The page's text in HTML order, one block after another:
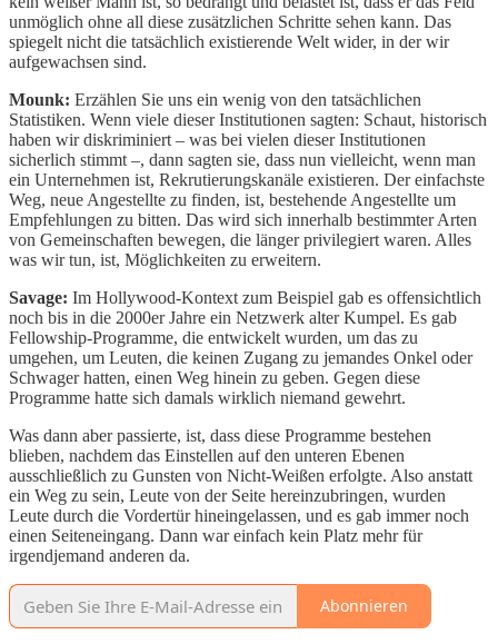
unmöglich ohne all diese zusätzlichen Schritte sehen kann. Das
spiegelt nicht die tatsächlich existierende Welt wider, in der wir
aufgewachsen sind.
Mounk: Erzählen Sie uns ein wenig von den tatsächlichen
Statistiken. Wenn viele dieser Institutionen sagten: Schaut, historisch
haben wir diskriminiert – was bei vielen dieser Institutionen
sicherlich stimmt –, dann sagten sie, dass nun vielleicht, wenn man
ein Unternehmen ist, Rekrutierungskanäle existieren. Der einfachste
Weg, neue Angestellte zu finden, ist, bestehende Angestellte um
Empfehlungen zu bitten. Das wird sich innerhalb bestimmter Arten
von Gemeinschaften bewegen, die länger privilegiert waren. Alles
was wir tun, ist, Möglichkeiten zu erweitern.
Savage: Im Hollywood-Kontext zum Beispiel gab es offensichtlich
noch bis in die 2000er Jahre ein Netzwerk alter Kumpel. Es gab
Fellowship-Programme, die entwickelt wurden, um das zu
umgehen, um Leuten, die keinen Zugang zu jemandes Onkel oder
Schwager hatten, einen Weg hinein zu geben. Gegen diese
Programme hatte sich damals wirklich niemand gewehrt.
Was dann aber passierte, ist, dass diese Programme bestehen
blieben, nachdem das Einstellen auf den unteren Ebenen
ausschließlich zu Gunsten von Nicht-Weißen erfolgte. Also anstatt
ein Weg zu sein, Leute von der Seite hereinzubringen, wurden
Leute durch die Vordertür hineingelassen, und es gab immer noch
einen Seiteneingang. Dann war einfach kein Platz mehr für
irgendjemand anderen da.
Abonnieren